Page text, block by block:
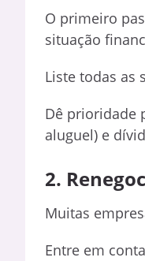
O primeiro
situação
Liste todas as
Dê prioridade
aluguel) e
2.
Muitas
Entre em